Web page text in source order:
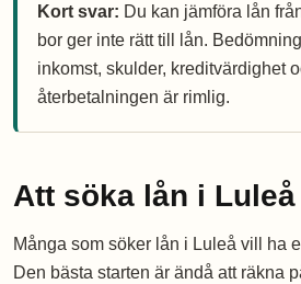
Kort svar: Du kan jämföra lån
bor ger inte rätt till lån.
inkomst, skulder, kreditvärdighet
återbetalningen är rimlig.
Att söka lån i Luleå
Många som söker lån i Luleå vill ha
Den bästa starten är ändå att räkna